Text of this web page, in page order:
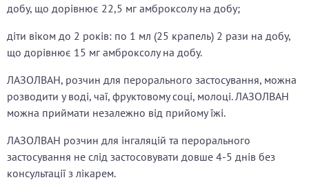
добу, що дорівнює 22,5 мг амброксолу на добу;
діти віком до 2 років: по 1 мл (25 крапель) 2 рази на добу,
що дорівнює 15 мг амброксолу на добу.
ЛАЗОЛВАН, розчин для перорального застосування, можна
розводити у воді, чаї, фруктовому соці, молоці. ЛАЗОЛВАН
можна приймати незалежно від прийому їжі.
ЛАЗОЛВАН розчин для інгаляцій та перорального
застосування не слід застосовувати довше 4-5 днів без
консультації з лікарем.